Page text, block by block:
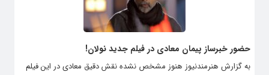
حضور خبرساز پیمان معادی در فیلم جدید نولان!
به گزارش هنرمندنیوز هنوز مشخص نشده نقش دقیق معادی در این فیلم